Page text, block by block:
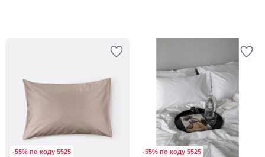
-55% по коду 5525 -55% по коду 5525